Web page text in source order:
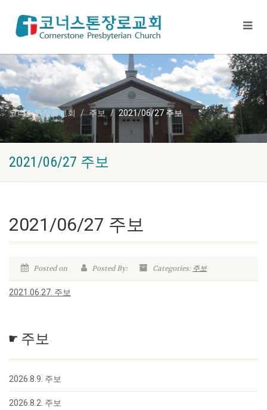
코너스톤장로교회 주보 2021/06/27 주보
2021/06/27 주보
2021/06/27 주보
Posted on Posted By: Categories:주보
2021.06.27. 주보
☛ 주보
2026.8.9. 주보
2026.8.2. 주보